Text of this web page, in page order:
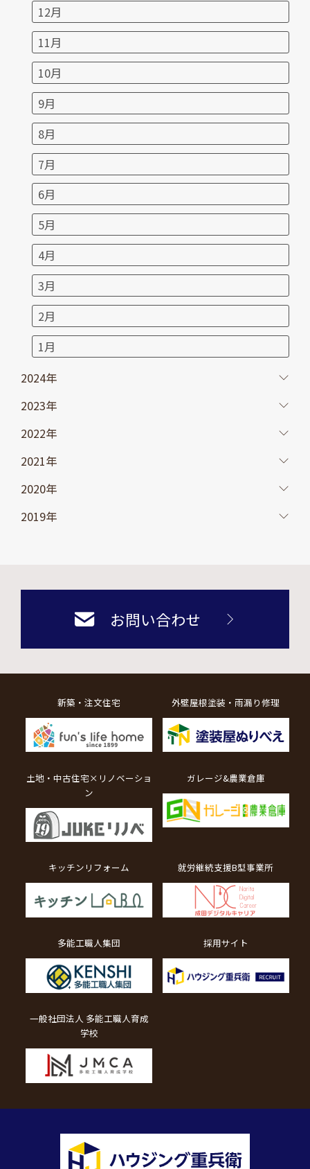
12月
11月
10月
9月
8月
7月
6月
5月
4月
3月
2月
1月
2024年
2023年
2022年
2021年
2020年
2019年
お問い合わせ
新築・注文住宅 外壁屋根塗装・雨漏り修理
土地・中古住宅×リノベーショ
ン
ガレージ&農業倉庫
キッチンリフォーム 就労継続支援B型事業所
多能工職人集団 採用サイト
一般社団法人 多能工職人育成
学校